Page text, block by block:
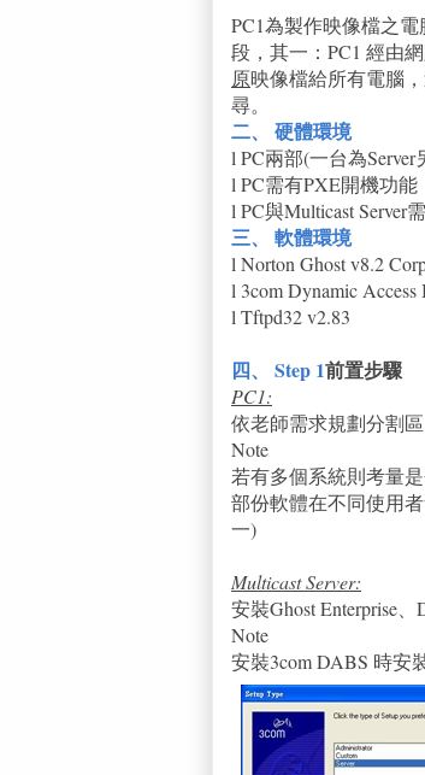
PC1為製作映像檔之
段，其一：PC1 經由
原映像檔給所有電腦
尋。
二、 硬體環境
l PC兩部(一台為
l PC需有PXE開機功能
l PC與Multicast Server
三、 軟體環境
l Norton Ghost v8.2
l 3com Dynamic Access
l Tftpd32 v2.83
四、 Step 1前置步驟
PC1:
依老師需求規劃分割
Note
若有多個系統則考量
部份軟體在不同使用
一)
Multicast Server:
安裝Ghost Enterprise
Note
安裝3com DABS 時安